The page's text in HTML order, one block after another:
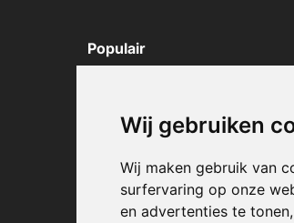
Wij gebruiken
Wij maken gebruik van
surfervaring op onze
en advertenties te
Populair
New Balance sneakers
Puma sneakers
Converse sneakers